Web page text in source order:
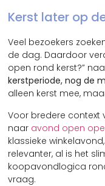
Kerst later op
Veel bezoekers
de dag. Daardoor
open rond kerst?”
kerstperiode, nog de
alleen kerst mee,
Voor bredere context
naar avond open
klassieke
relevanter, al is het
koopavondlogica
vraag.